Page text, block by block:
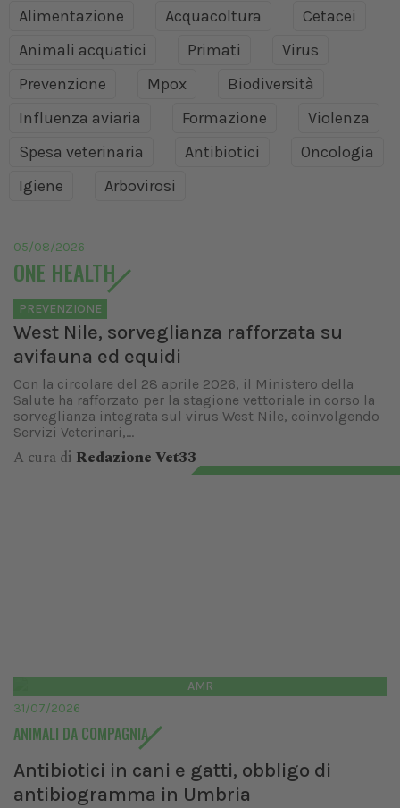
Alimentazione
Acquacoltura
Cetacei
Animali acquatici
Primati
Virus
Prevenzione
Mpox
Biodiversità
Influenza aviaria
Formazione
Violenza
Spesa veterinaria
Antibiotici
Oncologia
Igiene
Arbovirosi
05/08/2026
ONE HEALTH
PREVENZIONE
West Nile, sorveglianza rafforzata su
avifauna ed equidi
Con la circolare del 28 aprile 2026, il Ministero della
Salute ha rafforzato per la stagione vettoriale in corso la
sorveglianza integrata sul virus West Nile, coinvolgendo
Servizi Veterinari,...
A cura di Redazione Vet33
AMR
31/07/2026
ANIMALI DA COMPAGNIA
Antibiotici in cani e gatti, obbligo di
antibiogramma in Umbria